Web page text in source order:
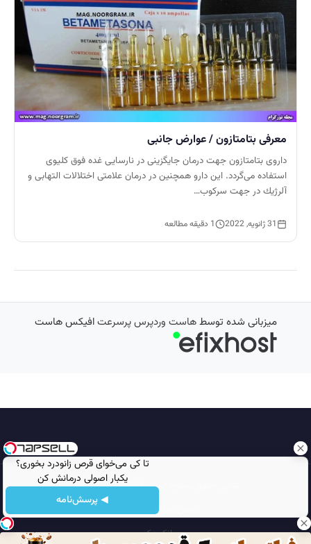
تا کی می‌خوای قرص زانودرد بخوری؟
یکبار اصولی درمانش کن
◀ پرسش‌نامه
معرفی بتامتازون / عوارض جانبی
داروی بتامتازون جهت درمان جايگزينی در نارسایی غده فوق كليوی
استفاده می‌گردد. اين دارو همچنين در درمان علامتی اختلالات التهابی و
آلرژيك در جهت سركوب…
31 ژانویه, 2022 1 دقیقه مطالعه
میزبانی شده توسطهاست وردپرس پرسرعتافیکس هاست
تمامی حقوق محفوظ است © 2026
مجله نورگرام
انجمن نورگرام
بانک عکس